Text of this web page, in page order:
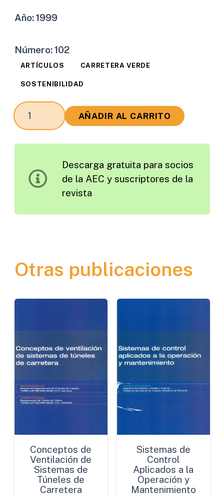
Año:1999
Número:102
ARTÍCULOS CARRETERA VERDE
SOSTENIBILIDAD
Estudio
Ambiental
AÑADIR AL CARRITO
Descarga gratuita para socios
de la AEC y suscriptores de la
revista
Otras publicaciones
Conceptos de
Ventilación de
Sistemas de
Túneles de
Carretera
Sistemas de
Control
Aplicados a la
Operación y
Mantenimiento